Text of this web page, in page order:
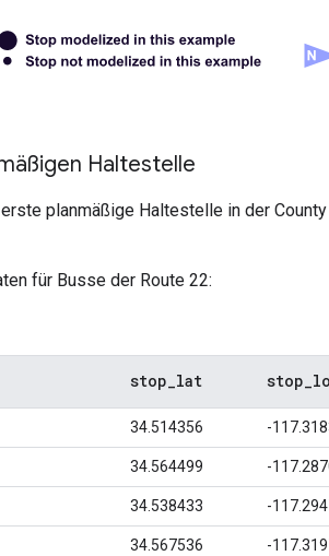
Haltestelle
planmäßige Haltestelle in der
für Busse der Route 22:
stop lat stop
34.514356 -
34.564499 -
34.538433 -
34.567536 -